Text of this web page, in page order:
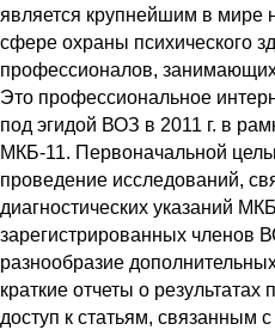
является крупнейшим в мире
сфере охраны психического
профессионалов,
Это профессиональное
под эгидой ВОЗ в 2011 г. в
МКБ-11. Первоначальной
проведение исследований,
диагностических указаний
зарегистрированных членов
разнообразие
краткие отчеты о
доступ к статьям, связанным